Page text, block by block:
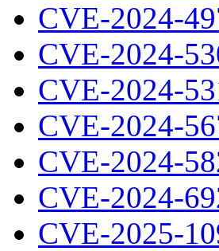
CVE-2024-
CVE-2024-
CVE-2024-
CVE-2024-
CVE-2024-
CVE-2024-
CVE-2025-